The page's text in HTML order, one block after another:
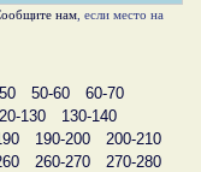
нам , если место на
50-60
60-70
130
130-140
190-200
200-210
260-270
270-280